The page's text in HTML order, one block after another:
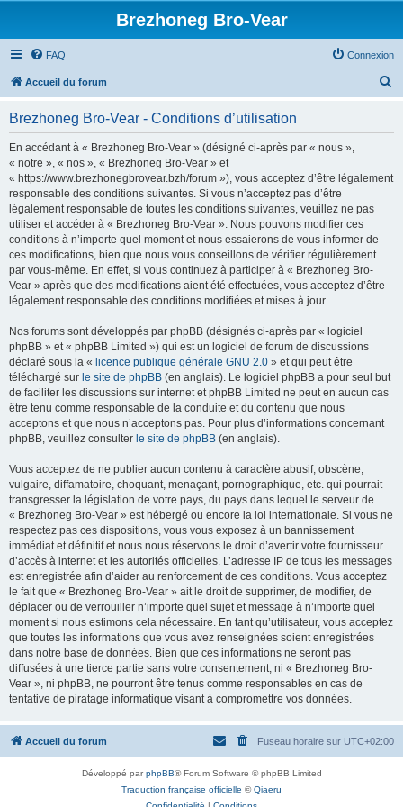
Brezhoneg Bro-Vear
FAQ Connexion
Accueil du forum
Brezhoneg Bro-Vear - Conditions d’utilisation
En accédant à « Brezhoneg Bro-Vear » (désigné ci-après par « nous »,
« notre », « nos », « Brezhoneg Bro-Vear » et
« https://www.brezhonegbrovear.bzh/forum »), vous acceptez d’être légalement
responsable des conditions suivantes. Si vous n’acceptez pas d’être
légalement responsable de toutes les conditions suivantes, veuillez ne pas
utiliser et accéder à « Brezhoneg Bro-Vear ». Nous pouvons modifier ces
conditions à n’importe quel moment et nous essaierons de vous informer de
ces modifications, bien que nous vous conseillons de vérifier régulièrement
par vous-même. En effet, si vous continuez à participer à « Brezhoneg Bro-
Vear » après que des modifications aient été effectuées, vous acceptez d’être
légalement responsable des conditions modifiées et mises à jour.
Nos forums sont développés par phpBB (désignés ci-après par « logiciel
phpBB » et « phpBB Limited ») qui est un logiciel de forum de discussions
déclaré sous la « licence publique générale GNU 2.0 » et qui peut être
téléchargé sur le site de phpBB (en anglais). Le logiciel phpBB a pour seul but
de faciliter les discussions sur internet et phpBB Limited ne peut en aucun cas
être tenu comme responsable de la conduite et du contenu que nous
acceptons et que nous n’acceptons pas. Pour plus d’informations concernant
phpBB, veuillez consulter le site de phpBB (en anglais).
Vous acceptez de ne publier aucun contenu à caractère abusif, obscène,
vulgaire, diffamatoire, choquant, menaçant, pornographique, etc. qui pourrait
transgresser la législation de votre pays, du pays dans lequel le serveur de
« Brezhoneg Bro-Vear » est hébergé ou encore la loi internationale. Si vous ne
respectez pas ces dispositions, vous vous exposez à un bannissement
immédiat et définitif et nous nous réservons le droit d’avertir votre fournisseur
d’accès à internet et les autorités officielles. L’adresse IP de tous les messages
est enregistrée afin d’aider au renforcement de ces conditions. Vous acceptez
le fait que « Brezhoneg Bro-Vear » ait le droit de supprimer, de modifier, de
déplacer ou de verrouiller n’importe quel sujet et message à n’importe quel
moment si nous estimons cela nécessaire. En tant qu’utilisateur, vous acceptez
que toutes les informations que vous avez renseignées soient enregistrées
dans notre base de données. Bien que ces informations ne seront pas
diffusées à une tierce partie sans votre consentement, ni « Brezhoneg Bro-
Vear », ni phpBB, ne pourront être tenus comme responsables en cas de
tentative de piratage informatique visant à compromettre vos données.
Accueil du forum Fuseau horaire sur UTC+02:00
Développé parphpBB® Forum Software © phpBB Limited
Traduction française officielle ©Qiaeru